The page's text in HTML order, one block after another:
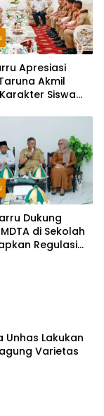
Apresiasi
Akmil
Siswa
Dukung
di Sekolah
Regulasi
Unhas Lakukan
Varietas